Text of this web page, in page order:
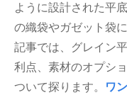
ように設計された平
の織袋やガゼット袋
記事では、グレイン
利点、素材のオプシ
ついて探ります。
ワ